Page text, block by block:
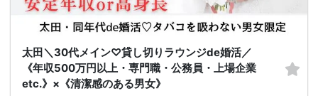
太田＼30代メイン♡貸し切りラウンジde婚活／
《年収500万円以上・専門職・公務員・上場企業
etc.》×《清潔感のある男女》